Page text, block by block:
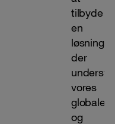
tilbyde
en
løsning,
der
vores
globale
og